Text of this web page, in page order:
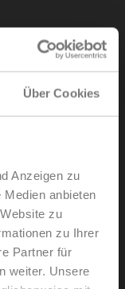
Über Cookies
Anzeigen zu
anbieten
zu
zu Ihrer
Partner für
weiter. Unsere
nur durch
Werte